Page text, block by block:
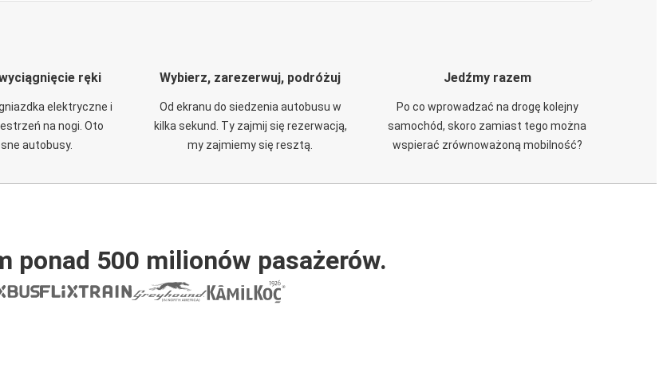
ręki
elektryczne i
na nogi. Oto
autobusy.
Wybierz, zarezerwuj, podróżuj
Od ekranu do siedzenia autobusu w
kilka sekund. Ty zajmij się rezerwacją,
my zajmiemy się resztą.
Jedźmy razem
Po co wprowadzać na drogę kolejny
samochód, skoro zamiast tego można
wspierać zrównoważoną mobilność?
ponad 500 milionów pasażerów.